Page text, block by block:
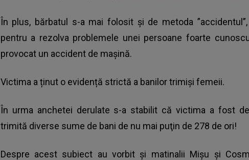
În plus, bărbatul s-a mai folosit și de metoda ”accidentul”
pentru a rezolva problemele unei persoane foarte
provocat un accident de mașină.
Victima a ținut o evidență strictă a banilor trimiși femeii.
În urma anchetei derulate s-a stabilit că victima a fost
trimită diverse sume de bani de nu mai puţin de 278 de ori!
Despre acest subiect au vorbit și matinalii Mișu și